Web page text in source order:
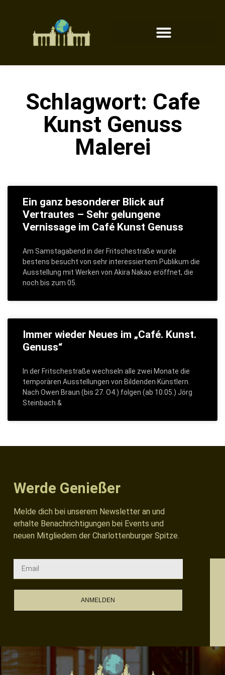
Schlagwort: Cafe
Kunst Genuss
Malerei
Ein ganz besonderer Blick auf
Vertrautes – Sehr gelungene
Vernissage im Café Kunst Genuss
Am Samstagabend in der Fritschestraße wurde
bestens besucht von sehr interessiertem Publikum die
Ausstellung mit Werken von Akira Nakao eröffnet, die
noch bis zum 05.
Immer wieder Neues im „Café. Kunst.
Genuss“
In der Fritschestraße wechseln alle zwei Monate die
temporären Ausstellungen von Bildenden Künstlern.
Nach Owen Braun (bis 27. O4.) folgen (ab 10.05.) Jörg
Steinbach &
Werde Genießer
Melde dich bei unserem Newsletter an und
erhalte Benachrichtigungen bei Events und
neuen Mitgliedern der Charlottenburger Spitze.
ANMELDEN